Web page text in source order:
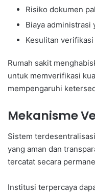
Risiko dokumen
Biaya administrasi
Kesulitan
Rumah sakit
untuk memverifikasi
mempengaruhi
Mekanisme
Sistem
yang aman dan
tercatat secara
Institusi terpercaya